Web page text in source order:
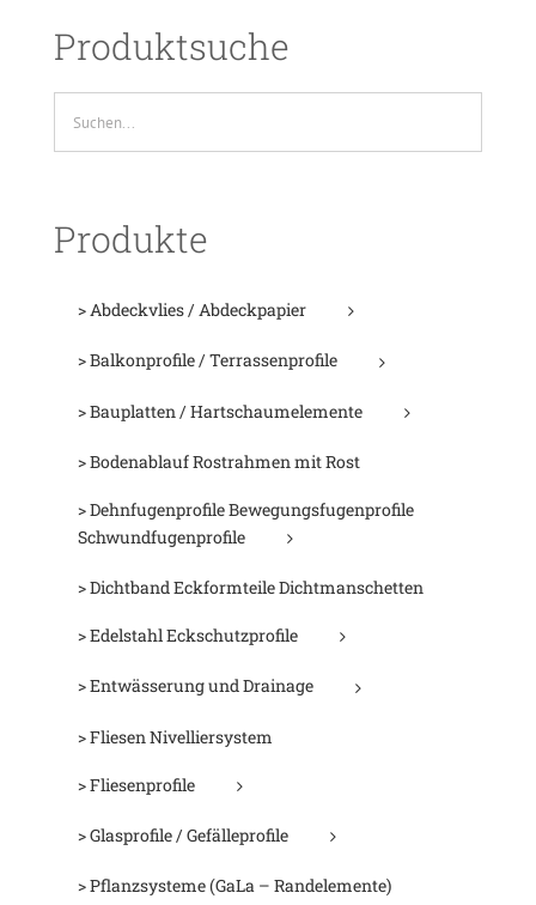
Produktsuche
Produkte
> Abdeckvlies / Abdeckpapier
> Balkonprofile / Terrassenprofile
> Bauplatten / Hartschaumelemente
> Bodenablauf Rostrahmen mit Rost
> Dehnfugenprofile Bewegungsfugenprofile
Schwundfugenprofile
> Dichtband Eckformteile Dichtmanschetten
> Edelstahl Eckschutzprofile
> Entwässerung und Drainage
> Fliesen Nivelliersystem
> Fliesenprofile
> Glasprofile / Gefälleprofile
> Pflanzsysteme (GaLa – Randelemente)